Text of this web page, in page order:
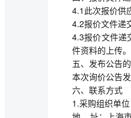
4.1此次报价供
4.2报价文件递
4.3报价文件递
件资料的上传。
五、发布公告
本次询价公告
六、联系方式
1.采购组织单